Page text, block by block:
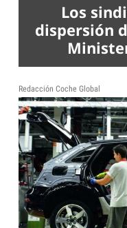
Los
dispersión
Redacción Coche Global